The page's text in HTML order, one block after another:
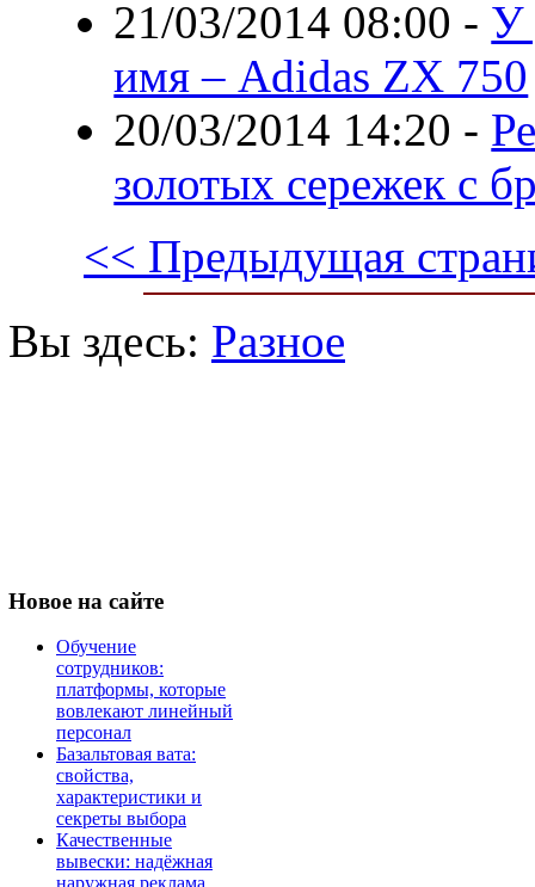
21/03/2014 08:00 - У
имя – Adidas ZX 750
20/03/2014 14:20 -
золотых сережек с
<< Предыдущая
Вы здесь: Разное
Новое на сайте
Обучение
сотрудников:
платформы, которые
вовлекают линейный
персонал
Базальтовая вата:
свойства,
характеристики и
секреты выбора
Качественные
вывески: надёжная